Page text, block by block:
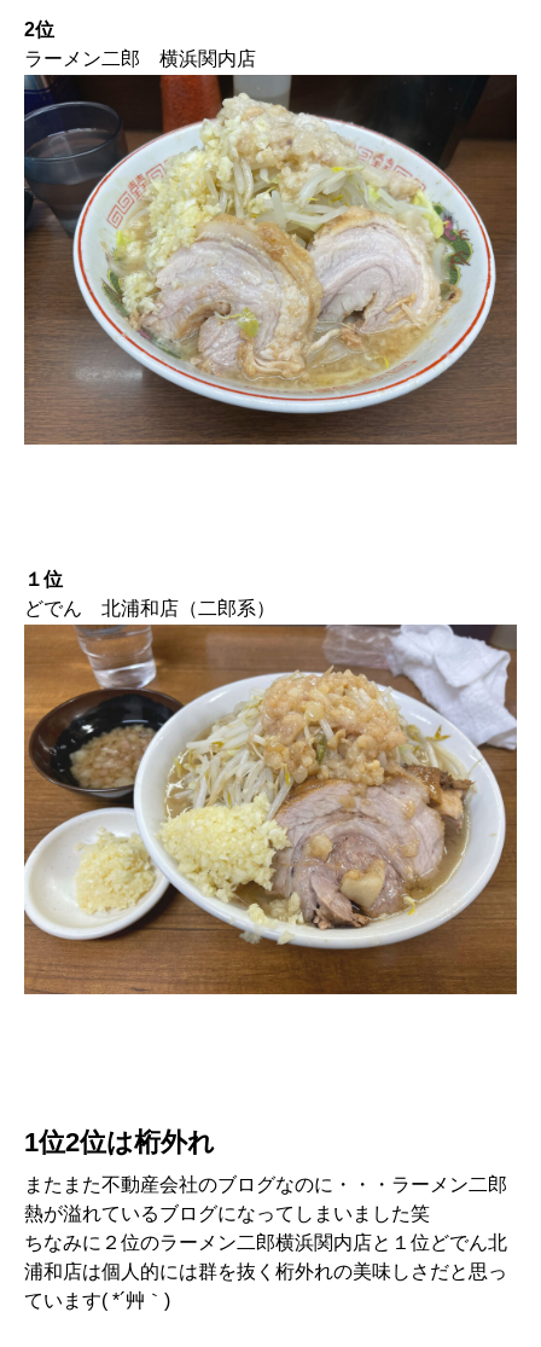
2位
ラーメン二郎 横浜関内店
１位
どでん 北浦和店（二郎系）
1位2位は桁外れ
またまた不動産会社のブログなのに・・・ラーメン二郎
熱が溢れているブログになってしまいました笑
ちなみに２位のラーメン二郎横浜関内店と１位どでん北
浦和店は個人的には群を抜く桁外れの美味しさだと思っ
ています( *´艸｀)